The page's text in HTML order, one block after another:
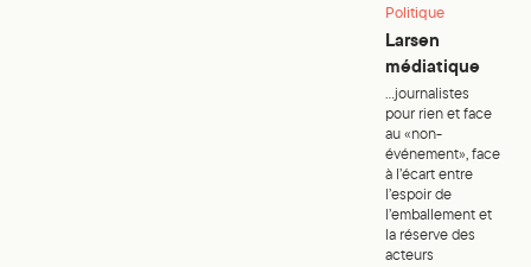
Politique
Larsen
médiatique
...journalistes
pour rien et face
au «non-
événement», face
à l’écart entre
l’espoir de
l’emballement et
la réserve des
acteurs